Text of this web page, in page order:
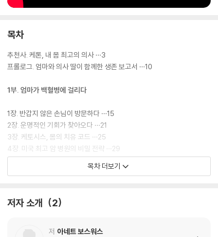
목차
추천사. 케톤, 내 몸 최고의 의사 ···3
프롤로그. 엄마와 의사 딸이 함께한 생존 보고서 ···10
1부. 엄마가 백혈병에 걸리다
1장. 반갑지 않은 손님이 방문하다 ···15
2장. 운명적인 기회가 찾아오다 ···21
3장. 케토시스, 몸의 치유 코드 ···25
4장. 미국 최고 암 병원의 비밀 전략 ···29
5장. 미 국방부가 선택한 의학적 해답 ···34
6장. 죽은 자는 거짓말을 하지 않는다 ···38
2부. 식단 혁명 1주 차
7장. 주방에서 시작된 자기 혁명 ···49
목차 더보기
저자 소개 2
저 아네트 보스워스